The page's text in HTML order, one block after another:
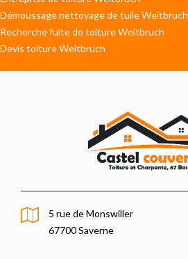
Démoussage nettoyage de tuile Weitbruch
Recherche fuite de toiture Weitbruch
Devis toiture Weitbruch
5 rue de Monswiller
67700 Saverne